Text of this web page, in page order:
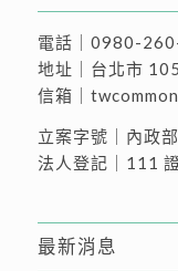
電話｜ 0980-
地址｜ 台北市
信箱｜
立案字號｜內政
法人登記｜111
最新消息